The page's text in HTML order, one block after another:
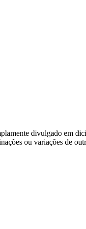
divulgado em
ou variações de